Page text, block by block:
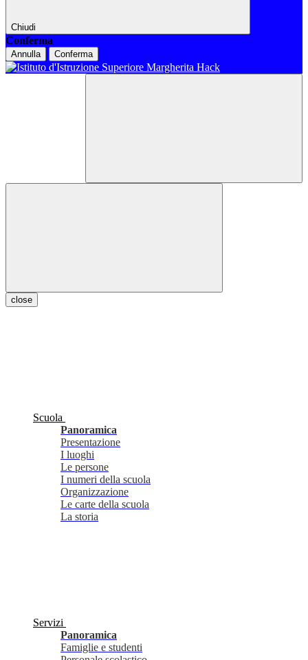
Chiudi
Conferma
Annulla Conferma
close
Scuola
Panoramica
Presentazione
I luoghi
Le persone
I numeri della scuola
Organizzazione
Le carte della scuola
La storia
Servizi
Panoramica
Famiglie e studenti